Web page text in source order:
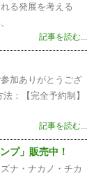
る発展を考える
記事を読む...
加ありがとうござ
：【完全予約制】
記事を読む...
プ」販売中！
ナ・ナカノ・チカ